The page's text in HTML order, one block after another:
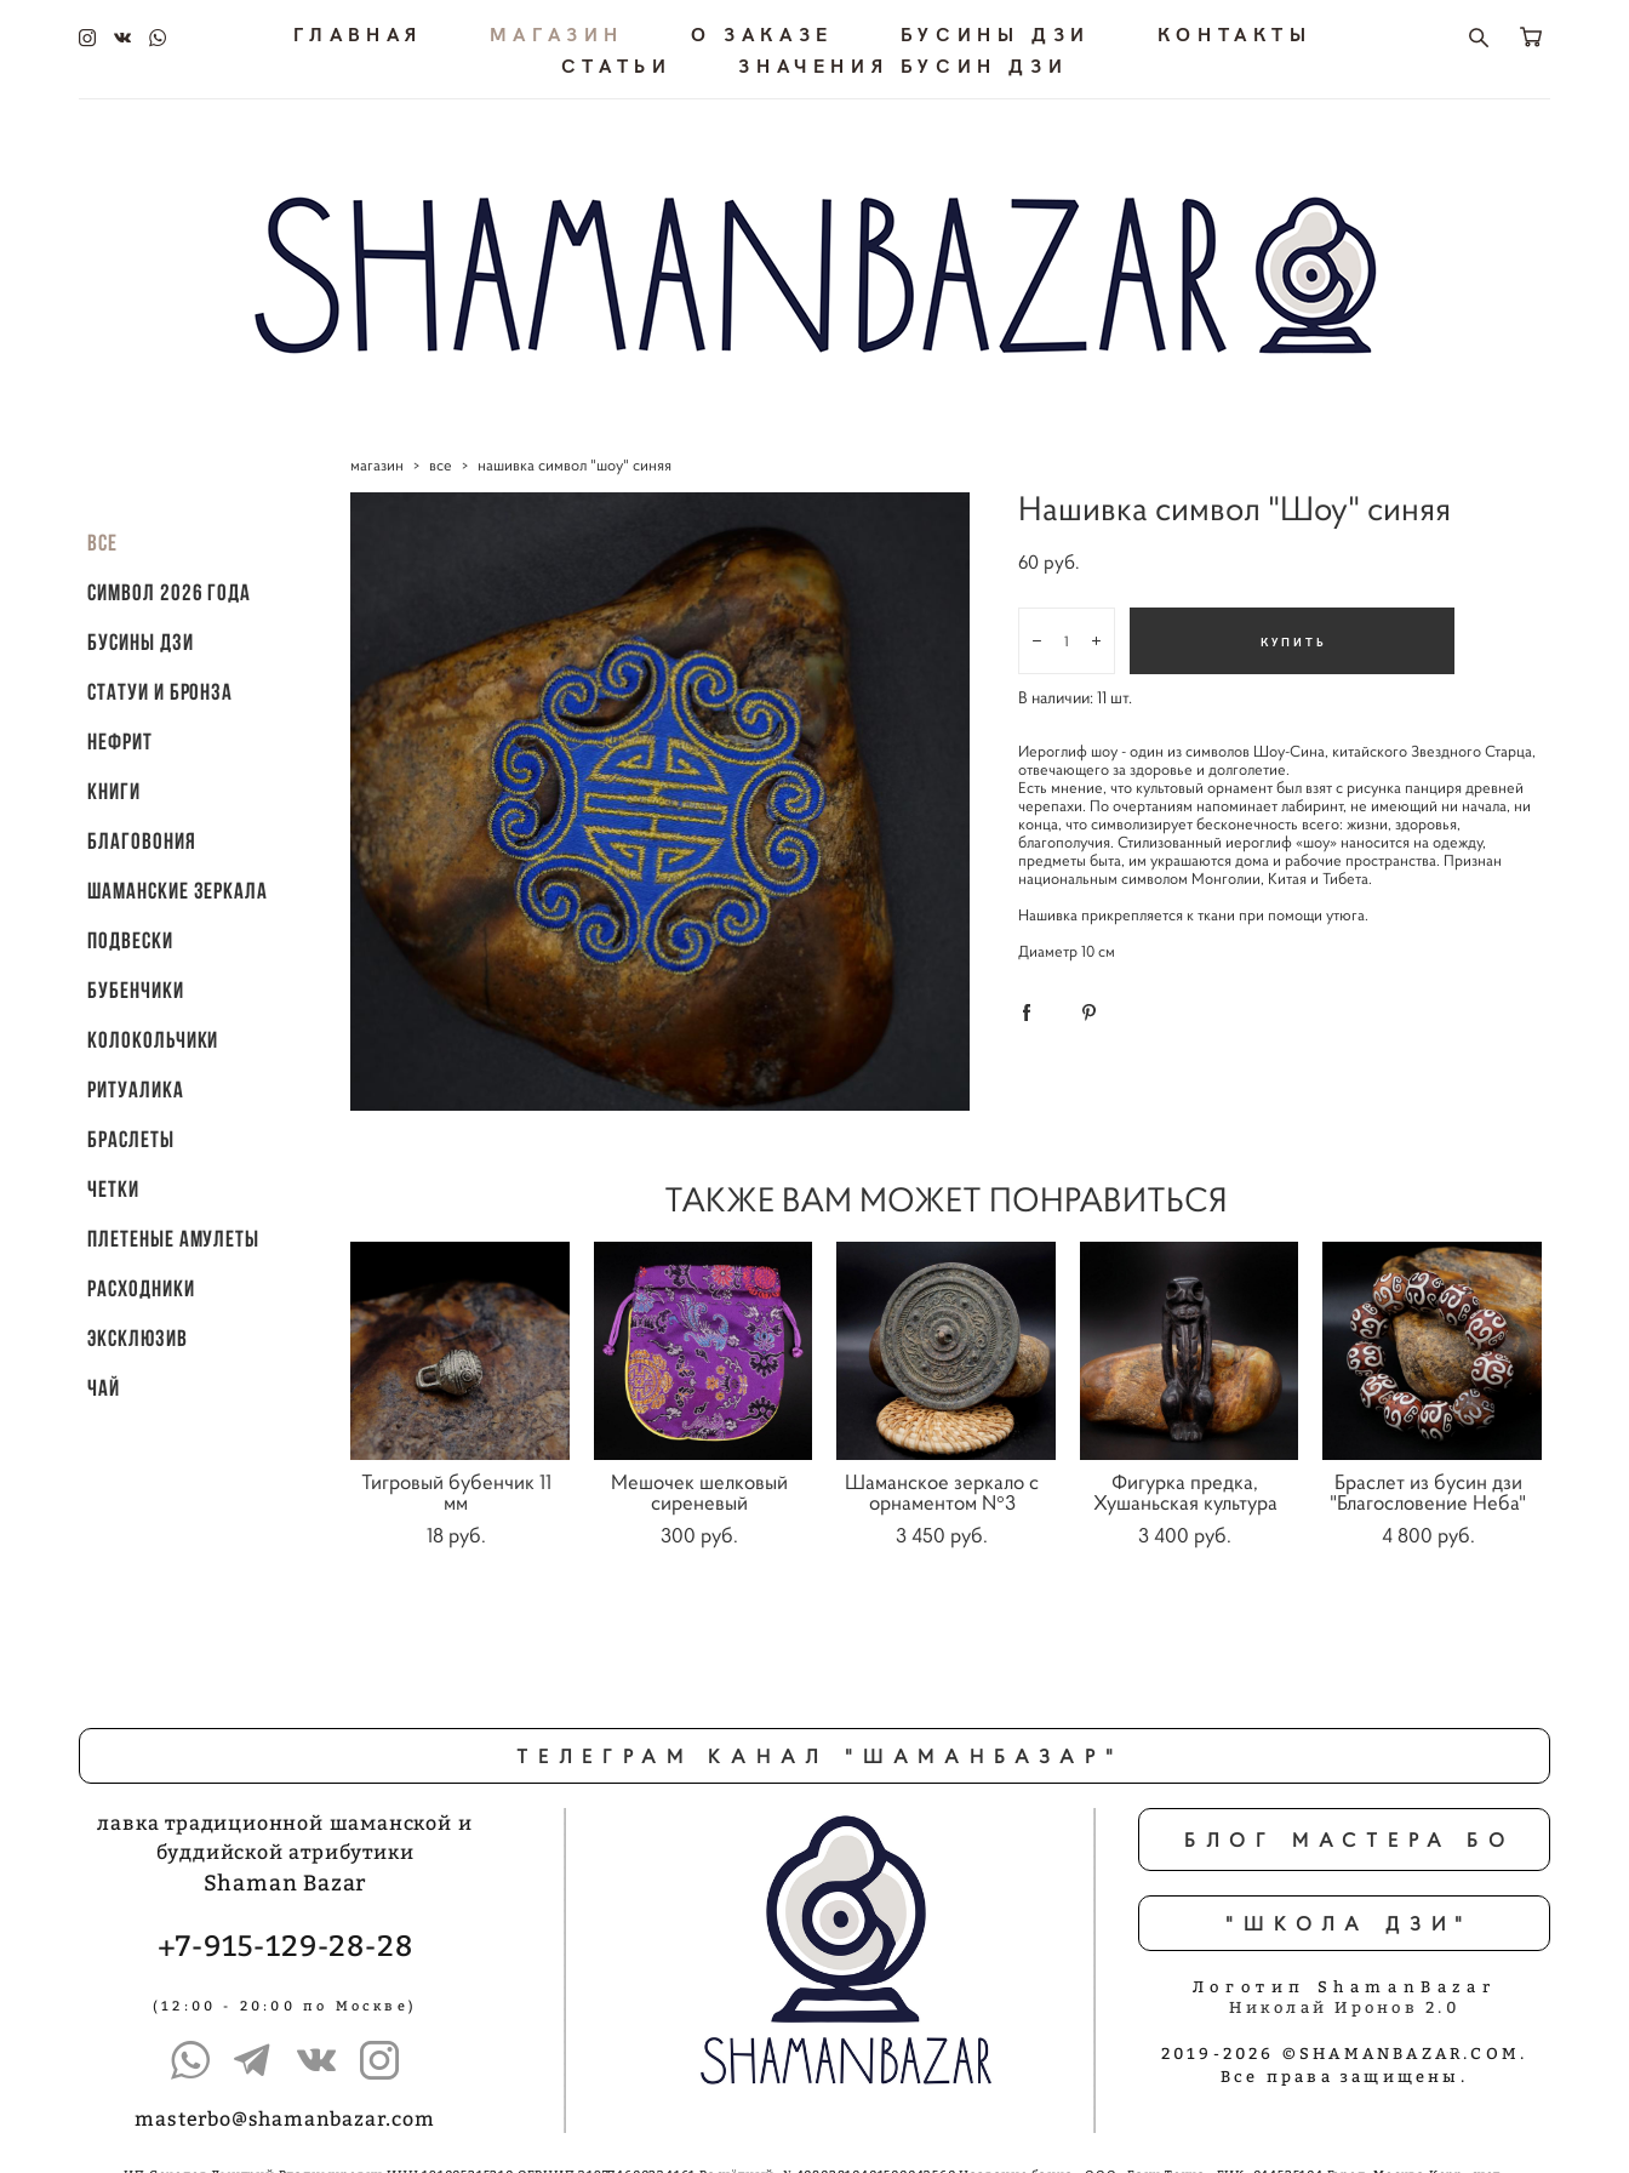
ГЛАВНАЯ МАГАЗИН О ЗАКАЗЕ БУСИНЫ ДЗИ
КОНТАКТЫ
СТАТЬИ
ЗНАЧЕНИЯ БУСИН ДЗИ
Все
СИМВОЛ 2026 ГОДА
Бусины Дзи
Статуи и бронза
Нефрит
Книги
Благовония
Шаманские зеркала
Подвески
Бубенчики
Колокольчики
Ритуалика
Браслеты
Четки
Плетеные амулеты
Расходники
Эксклюзив
Чай
магазин > все > нашивка символ "шоу" синяя
Нашивка символ "Шоу" синяя
60 pуб.
В наличии:11 шт.
КУПИТЬ
Иероглиф шоу - один из символов Шоу-Сина, китайского Звездного Старца,
отвечающего за здоровье и долголетие.
Есть мнение, что культовый орнамент был взят с рисунка панциря древней
черепахи. По очертаниям напоминает лабиринт, не имеющий ни начала, ни
конца, что символизирует бесконечность всего: жизни, здоровья,
благополучия. Стилизованный иероглиф «шоу» наносится на одежду,
предметы быта, им украшаются дома и рабочие пространства. Признан
национальным символом Монголии, Китая и Тибета.
Нашивка прикрепляется к ткани при помощи утюга.
Диаметр 10 см
ТАКЖЕ ВАМ МОЖЕТ ПОНРАВИТЬСЯ
Тигровый бубенчик 11
мм
18 pуб.
Мешочек шелковый
сиреневый
300 pуб.
Шаманское зеркало с
орнаментом N°3
3 450 pуб.
Фигурка предка,
Хушаньская культура
3 400 pуб.
Браслет из бусин дзи
"Благословение Неба"
4 800 pуб.
ТЕЛЕГРАМ КАНАЛ "ШАМАНБАЗАР"
лавка традиционной шаманской и
буддийской атрибутики
Shaman Bazar
+7-915-129-28-28
(12:00 - 20:00 по Москве)
masterbo@shamanbazar.com
БЛОГ МАСТЕРА БО
"ШКОЛА ДЗИ"
Логотип ShamanBazar
Николай Иронов 2.0
2019-2026 ©SHAMANBAZAR.COM.
Все права защищены.